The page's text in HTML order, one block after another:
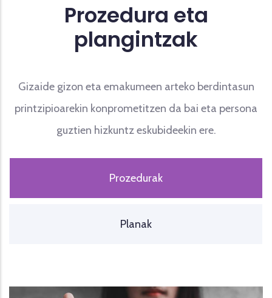
Prozedura eta
plangintzak
Gizaide gizon eta emakumeen arteko berdintasun
printzipioarekin konprometitzen da bai eta persona
guztien hizkuntz eskubideekin ere.
Prozedurak
Planak